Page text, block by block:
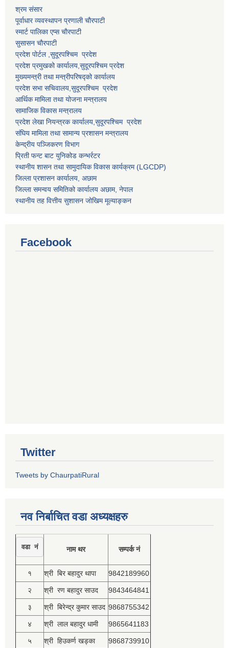
श्रम संसार
पूर्वाधार व्यवस्थापन प्रणाली चाैरपाटी
स्मार्ट पालिका एप्स चाैरपाटी
सुसासन चाैरपाटी
प्रदेश पोर्टल ,सुदूरपश्चिम प्रदेश
प्रदेश प्रमुखको कार्यालय,सुदूरपश्चिमप्रदेश
मुख्यमन्त्री तथा मन्त्रीपरिषद्को कार्यालय
प्रदेश सभा सचिवालय,सुदूरपश्चिम प्रदेश
आर्थिक मामिला तथा योजना मन्त्रालय
सामाजिक विकास मन्त्रालय
प्रदेश लेखा नियन्त्रक कार्यालय,सुदूरपश्चिम प्रदेश
संघिय मामिला तथा सामान्य प्रशासन मन्त्रालय
केन्द्रीय पञ्जिकरण विभाग
प्रिती फन्ट बाट युनिकोड कन्भर्रटर
स्थानीय शासन तथा सामुदायिक विकास कार्यक्रम (LGCDP)
जिल्ला प्रशासन कार्यालय, अछाम
जिल्ला समन्वय समितिको कार्यालय अछाम, नेपाल
स्थानीय तह वित्तीय सुशासन जोखिम मूल्याङ्कन
Facebook
Twitter
Tweets by ChaurpatiRural
नव निर्बाचित वडा अध्यक्षहरु
वडा नं नाम थर सम्पर्क नं
१ श्री बिर बहादुर थापा 9842189960
२ श्री रण बहादुर साउद 9843464841
३ श्री बिरेन्द्र कुमार साउद 9868755342
४ श्री लाल बहादुर धामी 9865641183
५ श्री हिउकर्ण खड्का 9868739910